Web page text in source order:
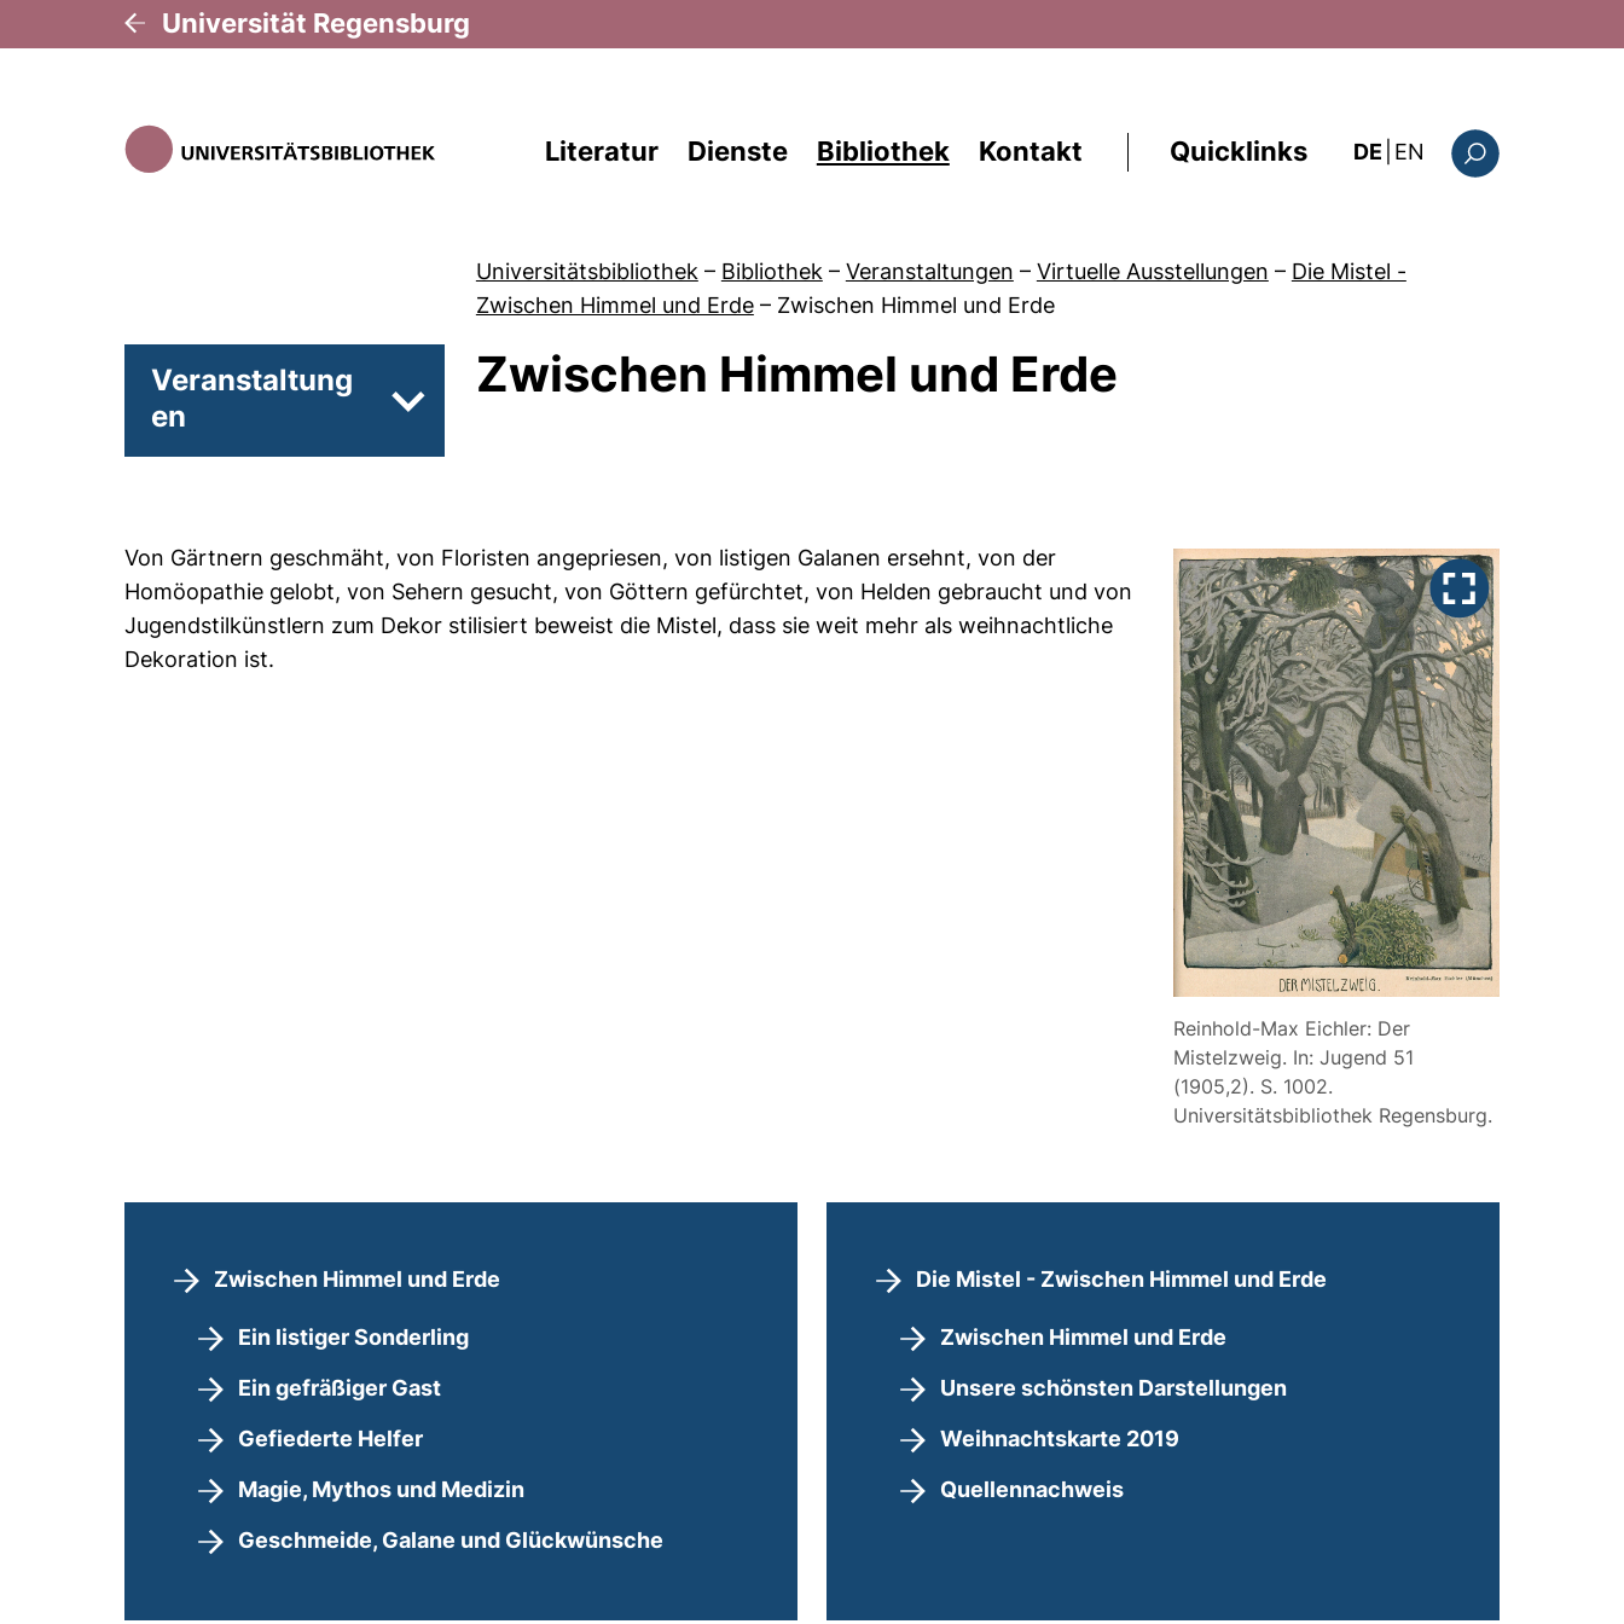
Universität Regensburg
Literatur Dienste Bibliothek Kontakt Quicklinks DE EN : the current page
Universitätsbibliothek – Bibliothek – Veranstaltungen – Virtuelle Ausstellungen – Die Mistel -
Zwischen Himmel und Erde – Zwischen Himmel und Erde
Veranstaltung
en
Unterseiten von Veranstaltungskalender
Zwischen Himmel und Erde
Von Gärtnern geschmäht, von Floristen angepriesen, von listigen Galanen ersehnt, von der
Homöopathie gelobt, von Sehern gesucht, von Göttern gefürchtet, von Helden gebraucht und von
Jugendstilkünstlern zum Dekor stilisiert beweist die Mistel, dass sie weit mehr als weihnachtliche
Dekoration ist.
Reinhold-Max Eichler: Der
Mistelzweig. In: Jugend 51
(1905,2). S. 1002.
Universitätsbibliothek Regensburg.
Zwischen Himmel und Erde
Ein listiger Sonderling
Ein gefräßiger Gast
Gefiederte Helfer
Magie, Mythos und Medizin
Geschmeide, Galane und Glückwünsche
Die Mistel - Zwischen Himmel und Erde
Zwischen Himmel und Erde
Unsere schönsten Darstellungen
Weihnachtskarte 2019
Quellennachweis